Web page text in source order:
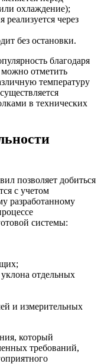
охлаждение);
через
без остановки.
благодаря
отметить
температуру
в технических
позволяет добиться
с учетом
разработанному
системы:
отдельных
и измерительных
который
требований,